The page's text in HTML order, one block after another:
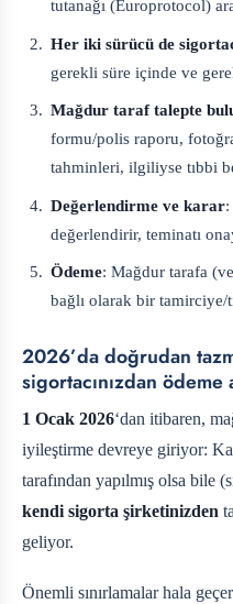
tutanağı (Europrotocol)
Her iki sürücü de
gerekli süre içinde ve
Mağdur taraf talepte
formu/polis raporu,
tahminleri, ilgiliyse tıbbi
Değerlendirme ve karar
değerlendirir, teminatı
Ödeme: Mağdur tarafa
bağlı olarak bir tamirciye/
2026’da doğrudan
sigortacınızdan ödeme
1 Ocak 2026‘dan itibaren,
iyileştirme devreye giriyor:
tarafından yapılmış olsa bile
kendi sigorta şirketinizden
geliyor.
Önemli sınırlamalar hala